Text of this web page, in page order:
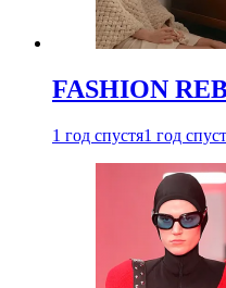
FASHION
1 год спустя1 год